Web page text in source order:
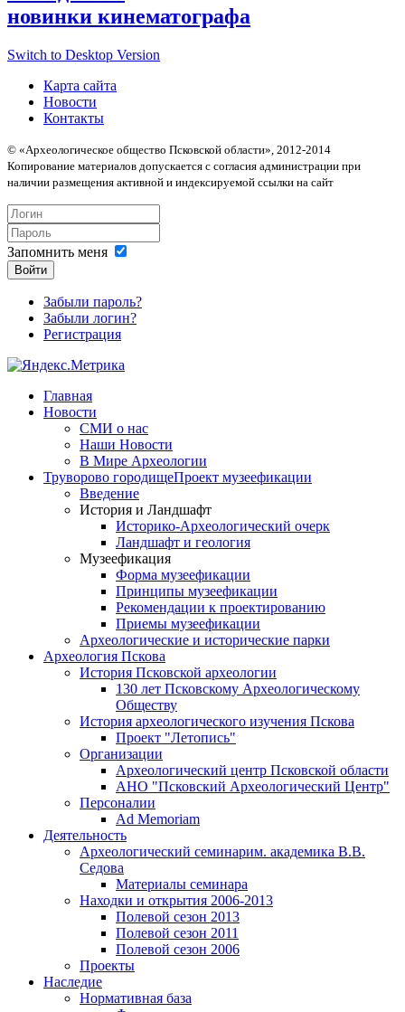
новинки кинематографа
Switch to Desktop Version
Карта сайта
Новости
Контакты
© «Археологическое общество Псковской области», 2012-2014
Копирование материалов допускается с согласия администрации при
наличии размещения активной и индексируемой ссылки на сайт
Запомнить меня
Войти
Забыли пароль?
Забыли логин?
Регистрация
Главная
Новости
СМИ о нас
Наши Новости
В Мире Археологии
Труворово городищеПроект музеефикации
Введение
История и Ландшафт
Историко-Археологический очерк
Ландшафт и геология
Музеефикация
Форма музеефикации
Принципы музеефикации
Рекомендации к проектированию
Приемы музеефикации
Археологические и исторические парки
Археология Пскова
История Псковской археологии
130 лет Псковскому Археологическому
Обществу
История археологического изучения Пскова
Проект "Летопись"
Организации
Археологический центр Псковской области
АНО "Псковский Археологический Центр"
Персоналии
Ad Memoriam
Деятельность
Археологический семинарим. академика В.В.
Седова
Материалы семинара
Находки и открытия 2006-2013
Полевой сезон 2013
Полевой сезон 2011
Полевой сезон 2006
Проекты
Наследие
Нормативная база